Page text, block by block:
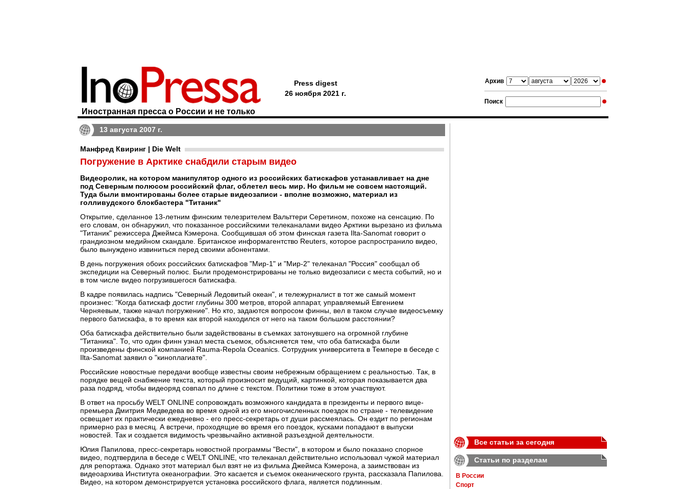
Архив
Поиск
Иностранная пресса о России и не только
Press digest
26 ноября 2021 г.
13 августа 2007 г.
Манфред Квиринг | Die Welt
Погружение в Арктике снабдили старым видео
Видеоролик, на котором манипулятор одного из российских батискафов устанавливает на дне
под Северным полюсом российский флаг, облетел весь мир. Но фильм не совсем настоящий.
Туда были вмонтированы более старые видеозаписи - вполне возможно, материал из
голливудского блокбастера "Титаник"
Открытие, сделанное 13-летним финским телезрителем Вальттери Серетином, похоже на сенсацию. По
его словам, он обнаружил, что показанное российскими телеканалами видео Арктики вырезано из фильма
"Титаник" режиссера Джеймса Кэмерона. Сообщившая об этом финская газета Ilta-Sanomat говорит о
грандиозном медийном скандале. Британское информагентство Reuters, которое распространило видео,
было вынуждено извиниться перед своими абонентами.
В день погружения обоих российских батискафов "Мир-1" и "Мир-2" телеканал "Россия" сообщал об
экспедиции на Северный полюс. Были продемонстрированы не только видеозаписи с места событий, но и
в том числе видео погрузившегося батискафа.
В кадре появилась надпись "Северный Ледовитый океан", и тележурналист в тот же самый момент
произнес: "Когда батискаф достиг глубины 300 метров, второй аппарат, управляемый Евгением
Черняевым, также начал погружение". Но кто, задаются вопросом финны, вел в таком случае видеосъемку
первого батискафа, в то время как второй находился от него на таком большом расстоянии?
Оба батискафа действительно были задействованы в съемках затонувшего на огромной глубине
"Титаника". То, что один финн узнал места съемок, объясняется тем, что оба батискафа были
произведены финской компанией Rauma-Repola Oceanics. Сотрудник университета в Темпере в беседе с
Ilta-Sanomat заявил о "киноплагиате".
Российские новостные передачи вообще известны своим небрежным обращением с реальностью. Так, в
порядке вещей снабжение текста, который произносит ведущий, картинкой, которая показывается два
раза подряд, чтобы видеоряд совпал по длине с текстом. Политики тоже в этом участвуют.
В ответ на просьбу WELT ONLINE сопровождать возможного кандидата в президенты и первого вице-
премьера Дмитрия Медведева во время одной из его многочисленных поездок по стране - телевидение
освещает их практически ежедневно - его пресс-секретарь от души рассмеялась. Он ездит по регионам
примерно раз в месяц. А встречи, проходящие во время его поездок, кусками попадают в выпуски
новостей. Так и создается видимость чрезвычайно активной разъездной деятельности.
Юлия Папилова, пресс-секретарь новостной программы "Вести", в котором и было показано спорное
видео, подтвердила в беседе с WELT ONLINE, что телеканал действительно использовал чужой материал
для репортажа. Однако этот материал был взят не из фильма Джеймса Кэмерона, а заимствован из
видеоархива Института океанографии. Это касается и съемок океанического грунта, рассказала Папилова.
Видео, на котором демонстрируется установка российского флага, является подлинным.
Все статьи за сегодня
Статьи по разделам
В России
Спорт